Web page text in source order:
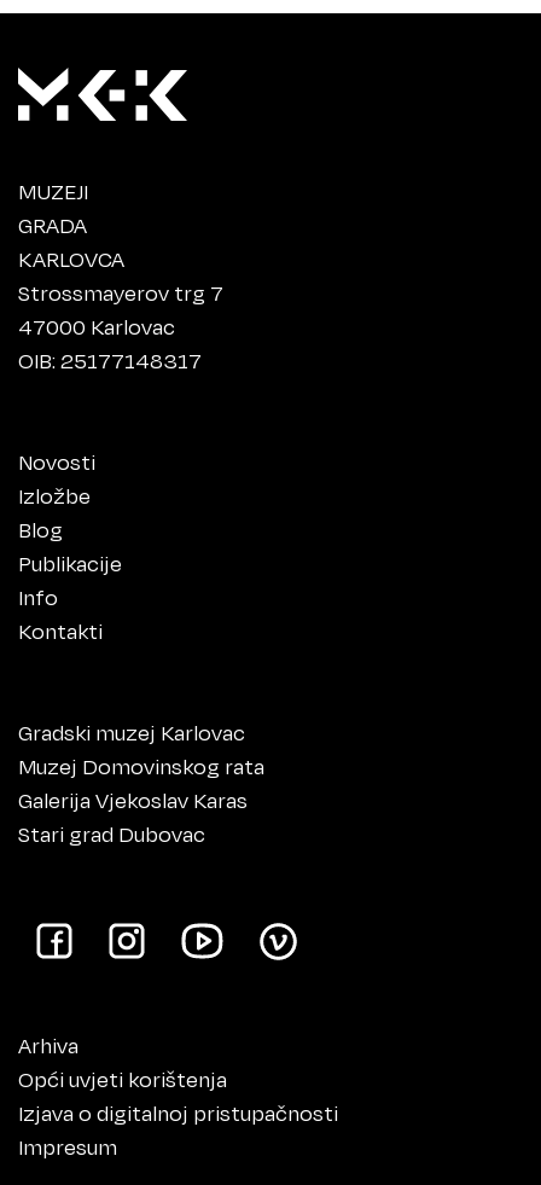
MUZEJI
GRADA
KARLOVCA
Strossmayerov trg 7
47000 Karlovac
OIB: 25177148317
Novosti
Izložbe
Blog
Publikacije
Info
Kontakti
Gradski muzej Karlovac
Muzej Domovinskog rata
Galerija Vjekoslav Karas
Stari grad Dubovac
Arhiva
Opći uvjeti korištenja
Izjava o digitalnoj pristupačnosti
Impresum